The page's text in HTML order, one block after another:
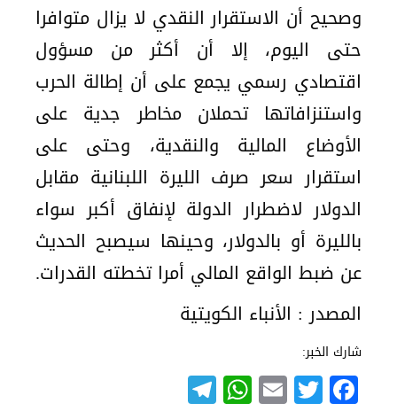
وصحيح أن الاستقرار النقدي لا يزال متوافرا
حتى اليوم، إلا أن أكثر من مسؤول
اقتصادي رسمي يجمع على أن إطالة الحرب
واستنزافاتها تحملان مخاطر جدية على
الأوضاع المالية والنقدية، وحتى على
استقرار سعر صرف الليرة اللبنانية مقابل
الدولار لاضطرار الدولة لإنفاق أكبر سواء
بالليرة أو بالدولار، وحينها سيصبح الحديث
عن ضبط الواقع المالي أمرا تخطته القدرات.
المصدر : الأنباء الكويتية
شارك الخبر:
Facebook
Twitter
Email
WhatsApp